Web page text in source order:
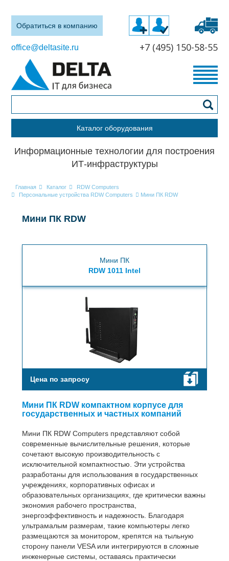
Обратиться в компанию
office@deltasite.ru +7 (495) 150-58-55
Каталог оборудования
Информационные технологии для построения
ИТ-инфраструктуры
Главная Каталог
RDW Computers
Персональные устройства RDW Computers
Мини ПК RDW
Мини ПК RDW
Мини ПК
RDW 1011 Intel
Цена по запросу
Мини ПК RDW компактном корпусе для
государственных и частных компаний
Мини ПК RDW Computers представляют собой
современные вычислительные решения, которые
сочетают высокую производительность с
исключительной компактностью. Эти устройства
разработаны для использования в государственных
учреждениях, корпоративных офисах и
образовательных организациях, где критически важны
экономия рабочего пространства,
энергоэффективность и надежность. Благодаря
ультрамалым размерам, такие компьютеры легко
размещаются за монитором, крепятся на тыльную
сторону панели VESA или интегрируются в сложные
инженерные системы, оставаясь практически